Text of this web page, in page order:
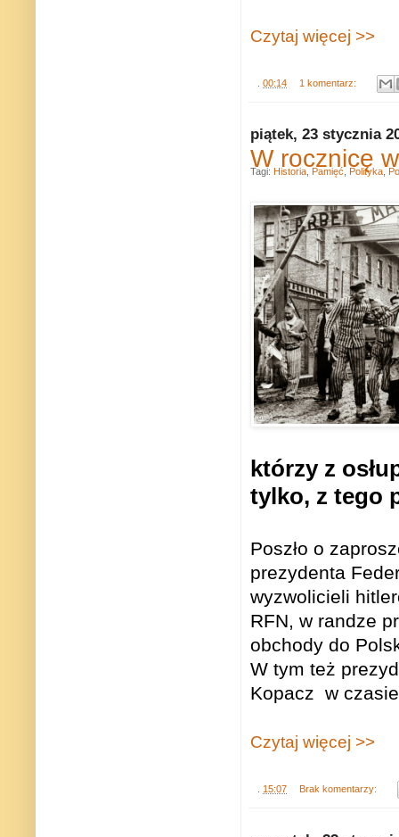
Czytaj więcej >>
00:14 1 komentarz:
piątek, 23 stycznia
W rocznicę
którzy z
tylko, z tego
Poszło o
prezydenta
wyzwolicieli
RFN, w randze
obchody do
W tym też
Kopacz w
Czytaj więcej >>
15:07 Brak komentarzy:
Tagi: Historia Pamięć Polityka